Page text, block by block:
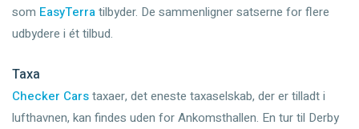
som EasyTerratilbyder. De sammenligner satserne for flere
udbydere i ét tilbud.
Taxa
Checker Carstaxaer, det eneste taxaselskab, der er tilladt i
lufthavnen, kan findes uden for Ankomsthallen. En tur til Derby